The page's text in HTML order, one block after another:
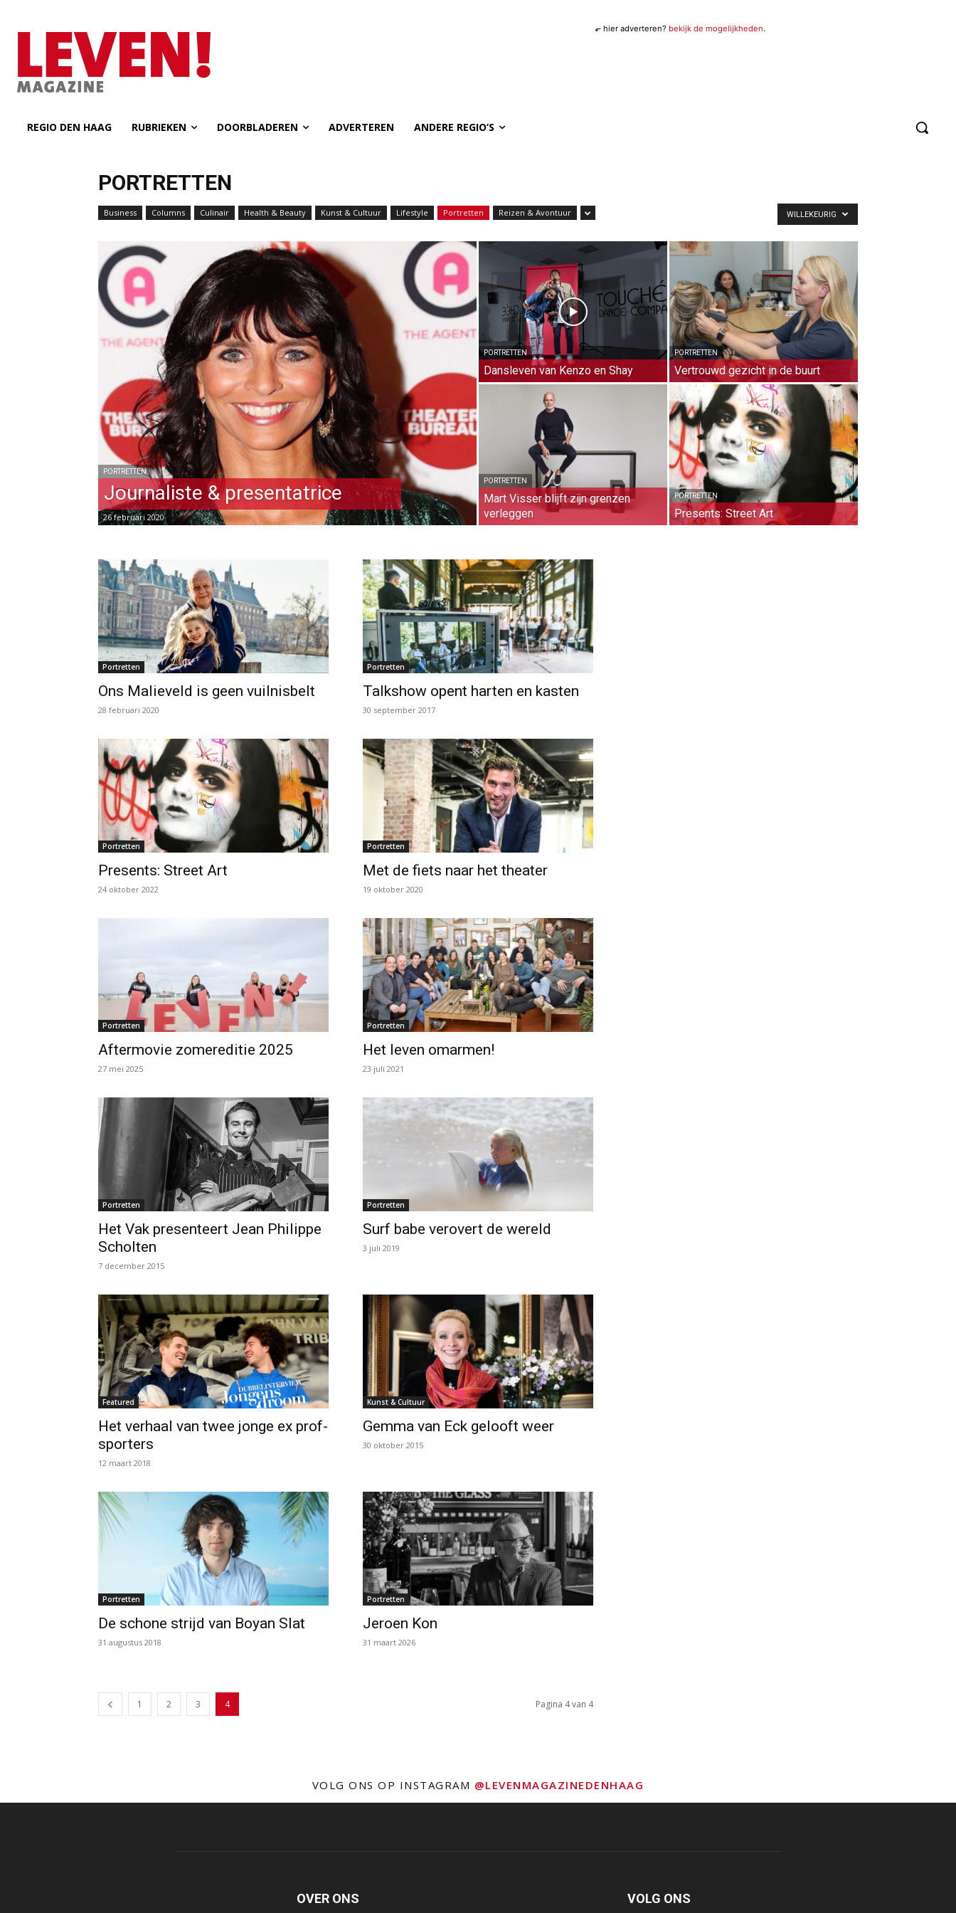
⬐ hier adverteren? bekijk de mogelijkheden.
REGIO DEN HAAG RUBRIEKEN DOORBLADEREN ADVERTEREN ANDERE REGIO’S
PORTRETTEN
Business Columns Culinair Health & Beauty Kunst & Cultuur Lifestyle Portretten Reizen & Avontuur WILLEKEURIG
PORTRETTEN
Journaliste & presentatrice
26 februari 2020
PORTRETTEN
Dansleven van Kenzo en Shay
PORTRETTEN
Vertrouwd gezicht in de buurt
PORTRETTEN
Mart Visser blijft zijn grenzen
verleggen
PORTRETTEN
Presents: Street Art
Portretten
Ons Malieveld is geen vuilnisbelt
28 februari 2020
Portretten
Talkshow opent harten en kasten
30 september 2017
Portretten
Presents: Street Art
24 oktober 2022
Portretten
Met de fiets naar het theater
19 oktober 2020
Portretten
Aftermovie zomereditie 2025
27 mei 2025
Portretten
Het leven omarmen!
23 juli 2021
Portretten
Het Vak presenteert Jean Philippe
Scholten
7 december 2015
Portretten
Surf babe verovert de wereld
3 juli 2019
Featured
Het verhaal van twee jonge ex prof-
sporters
12 maart 2018
Kunst & Cultuur
Gemma van Eck gelooft weer
30 oktober 2015
Portretten
De schone strijd van Boyan Slat
31 augustus 2018
Portretten
Jeroen Kon
31 maart 2026
1 2 3 4 Pagina 4 van 4
VOLG ONS OP INSTAGRAM @LEVENMAGAZINEDENHAAG
OVER ONS VOLG ONS